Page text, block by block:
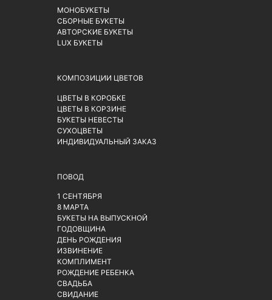
МОНОБУКЕТЫ
СБОРНЫЕ БУКЕТЫ
АВТОРСКИЕ БУКЕТЫ
LUX БУКЕТЫ
КОМПОЗИЦИИ ЦВЕТОВ
ЦВЕТЫ В КОРОБКЕ
ЦВЕТЫ В КОРЗИНЕ
БУКЕТЫ НЕВЕСТЫ
СУХОЦВЕТЫ
ИНДИВИДУАЛЬНЫЙ ЗАКАЗ
ПОВОД
1 СЕНТЯБРЯ
8 МАРТА
БУКЕТЫ НА ВЫПУСКНОЙ
ГОДОВЩИНА
ДЕНЬ РОЖДЕНИЯ
ИЗВИНЕНИЕ
КОМПЛИМЕНТ
РОЖДЕНИЕ РЕБЕНКА
СВАДЬБА
СВИДАНИЕ